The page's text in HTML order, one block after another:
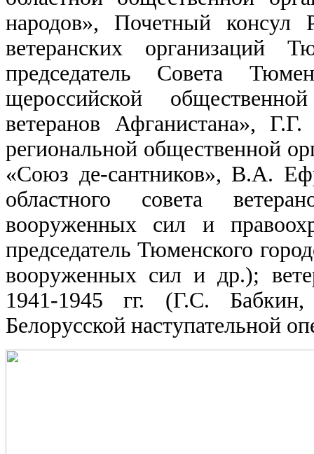
народов», Почетный консул
ветеранских организаций
председатель Совета
щероссийской
ветеранов Афганистана»,
региональной общественной
«Союз де-сантников», В.А.
областного совета
вооруженных сил и
председатель Тюменского
вооруженных сил и др.);
1941-1945 гг. (Г.С.
Белорусской наступательной